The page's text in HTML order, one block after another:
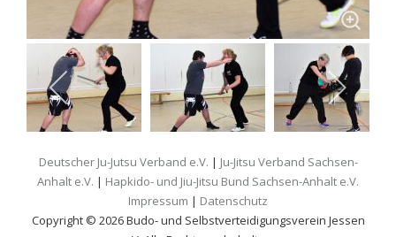
Deutscher Ju-Jutsu Verband e.V. | Ju-Jitsu Verband Sachsen-
Anhalt e.V. | Hapkido- und Jiu-Jitsu Bund Sachsen-Anhalt e.V.
Impressum | Datenschutz
Copyright © 2026 Budo- und Selbstverteidigungsverein Jessen